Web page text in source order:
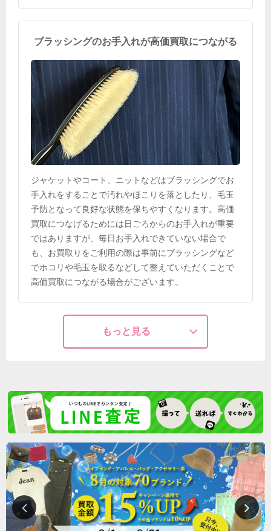
ブラッシングのお手入れが高価買取につながる
ジャケットやコート、ニットなどはブラッシングでお
手入れをすることで汚れやほこりを落としたり、毛玉
予防となって良好な状態を保ちやすくなります。高価
買取につなげるためには日ごろからのお手入れが重要
ではありますが、毎日お手入れできていない場合で
も、お買取りをご利用の際は事前にブラッシングなど
でホコリや毛玉を取るなどして整えていただくことで
高価買取につながる場合がございます。
もっと見る